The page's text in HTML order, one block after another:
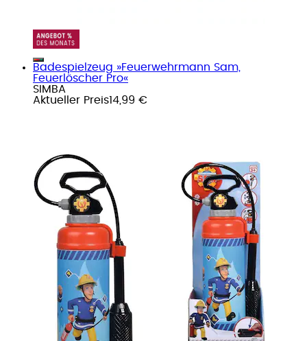
Badespielzeug »Feuerwehrmann Sam,
Feuerlöscher Pro«
SIMBA
Aktueller Preis14,99 €